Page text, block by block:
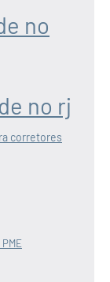
no
no rj
corretores